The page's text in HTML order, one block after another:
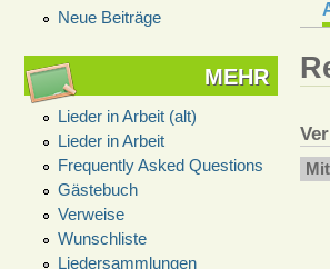
Neue Beiträge
MEHR
Lieder in Arbeit (alt)
Lieder in Arbeit
Frequently Asked Questions
Gästebuch
Verweise
Wunschliste
Liedersammlungen